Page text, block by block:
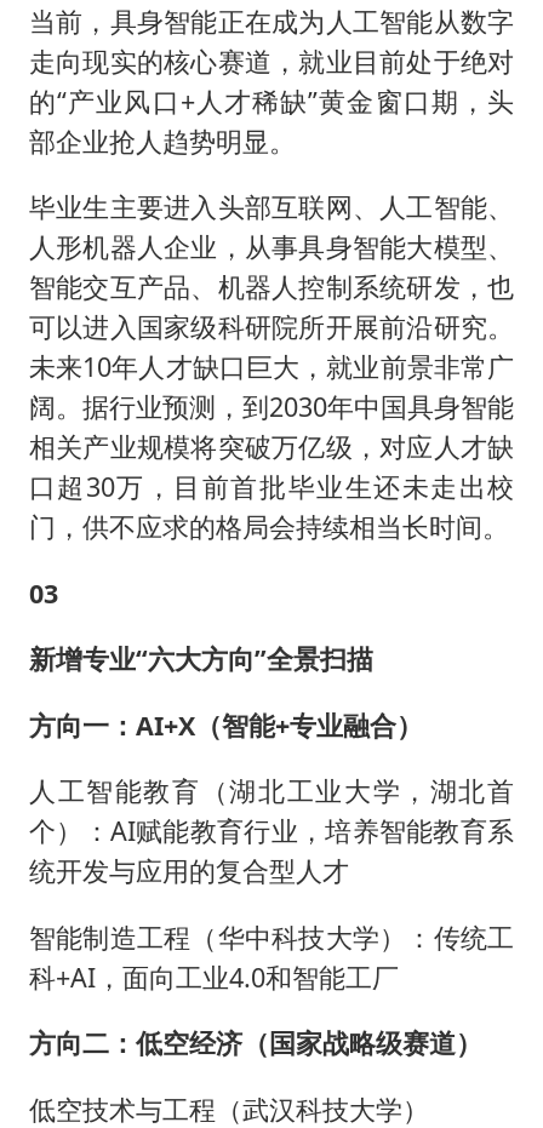
当前，具身智能正在成为人工智能从数字
走向现实的核心赛道，就业目前处于绝对
的“产业风口+人才稀缺”黄金窗口期，头
部企业抢人趋势明显。
毕业生主要进入头部互联网、人工智能、
人形机器人企业，从事具身智能大模型、
智能交互产品、机器人控制系统研发，也
可以进入国家级科研院所开展前沿研究。
未来10年人才缺口巨大，就业前景非常广
阔。据行业预测，到2030年中国具身智能
相关产业规模将突破万亿级，对应人才缺
口超30万，目前首批毕业生还未走出校
门，供不应求的格局会持续相当长时间。
03
新增专业“六大方向”全景扫描
方向一：AI+X（智能+专业融合）
人工智能教育（湖北工业大学，湖北首
个）：AI赋能教育行业，培养智能教育系
统开发与应用的复合型人才
智能制造工程（华中科技大学）：传统工
科+AI，面向工业4.0和智能工厂
方向二：低空经济（国家战略级赛道）
低空技术与工程（武汉科技大学）